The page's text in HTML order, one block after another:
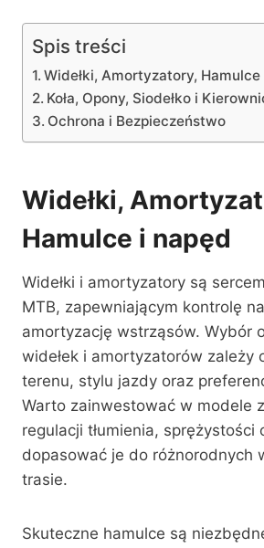
Spis treści
Widełki, Amortyzatory, Hamulce
Koła, Opony, Siodełko i
Ochrona i Bezpieczeństwo
Widełki,
Hamulce i napęd
Widełki i amortyzatory są
MTB, zapewniającym kontrolę
amortyzację wstrząsów. Wybór
widełek i amortyzatorów zależy
terenu, stylu jazdy oraz
Warto zainwestować w modele
regulacji tłumienia, sprężystości
dopasować je do różnorodnych
trasie.
Skuteczne hamulce są